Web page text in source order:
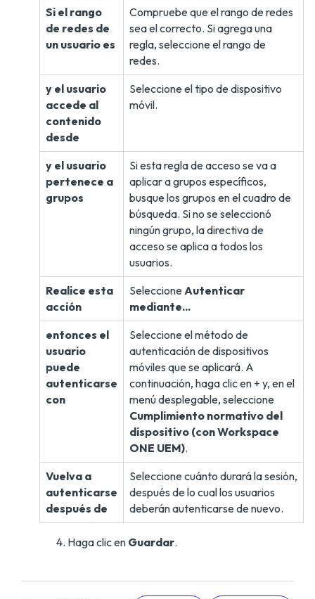
Si el rango
de redes de
un usuario es
Compruebe que el rango de redes
sea el correcto. Si agrega una
regla, seleccione el rango de
redes.
y el usuario
accede al
contenido
desde
Seleccione el tipo de dispositivo
móvil.
y el usuario
pertenece a
grupos
Si esta regla de acceso se va a
aplicar a grupos específicos,
busque los grupos en el cuadro de
búsqueda. Si no se seleccionó
ningún grupo, la directiva de
acceso se aplica a todos los
usuarios.
Realice esta
acción
SeleccioneAutenticar
mediante...
entonces el
usuario
puede
autenticarse
con
Seleccione el método de
autenticación de dispositivos
móviles que se aplicará. A
continuación, haga clic en + y, en el
menú desplegable, seleccione
Cumplimiento normativo del
dispositivo (con Workspace
ONE UEM).
Vuelva a
autenticarse
después de
Seleccione cuánto durará la sesión,
después de lo cual los usuarios
deberán autenticarse de nuevo.
Haga clic en Guardar.